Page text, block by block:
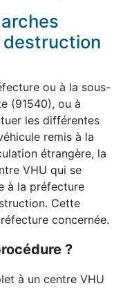
ou à la sous-
(91540), ou à
les différentes
remis à la
étrangère, la
VHU qui se
à la préfecture
Cette
concernée.
?
à un centre VHU